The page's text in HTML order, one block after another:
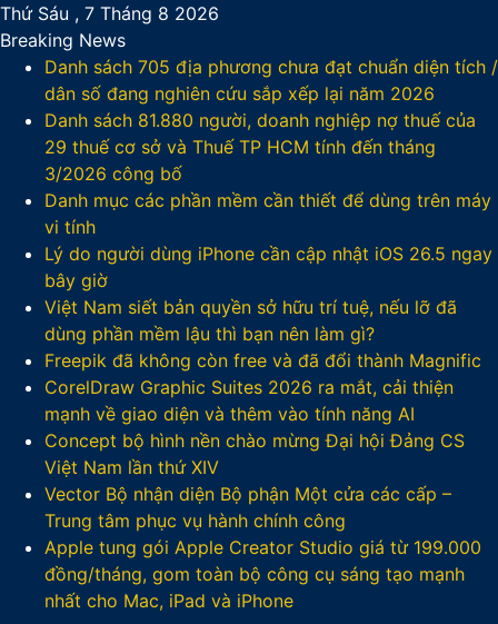
Thứ Sáu , 7 Tháng 8 2026
Breaking News
Danh sách 705 địa phương chưa đạt chuẩn diện tích /
dân số đang nghiên cứu sắp xếp lại năm 2026
Danh sách 81.880‬ người, doanh nghiệp nợ thuế của
29 thuế cơ sở và Thuế TP HCM tính đến tháng
3/2026 công bố
Danh mục các phần mềm cần thiết để dùng trên máy
vi tính
Lý do người dùng iPhone cần cập nhật iOS 26.5 ngay
bây giờ
Việt Nam siết bản quyền sở hữu trí tuệ, nếu lỡ đã
dùng phần mềm lậu thì bạn nên làm gì?
Freepik đã không còn free và đã đổi thành Magnific
CorelDraw Graphic Suites 2026 ra mắt, cải thiện
mạnh về giao diện và thêm vào tính năng AI
Concept bộ hình nền chào mừng Đại hội Đảng CS
Việt Nam lần thứ XIV
Vector Bộ nhận diện Bộ phận Một cửa các cấp –
Trung tâm phục vụ hành chính công
Apple tung gói Apple Creator Studio giá từ 199.000
đồng/tháng, gom toàn bộ công cụ sáng tạo mạnh
nhất cho Mac, iPad và iPhone